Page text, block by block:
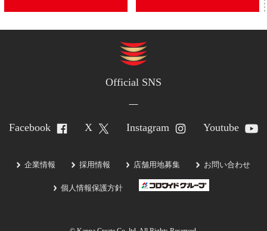
Official SNS
Facebook X Instagram Youtube
企業情報 採用情報 店舗用地募集 お問い合わせ
個人情報保護方針